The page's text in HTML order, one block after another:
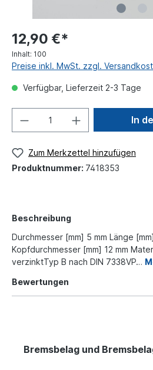
12,90 €*
Inhalt: 100
Preise inkl. MwSt. zzgl.
Verfügbar, Lieferzeit 2-3 Tage
In
Zum Merkzettel hinzufügen
Produktnummer: 7418353
Beschreibung
Durchmesser [mm] 5 mm Länge
Kopfdurchmesser [mm] 12 mm
verzinktTyp B nach DIN 7338VP…
Bewertungen
Bremsbelag und